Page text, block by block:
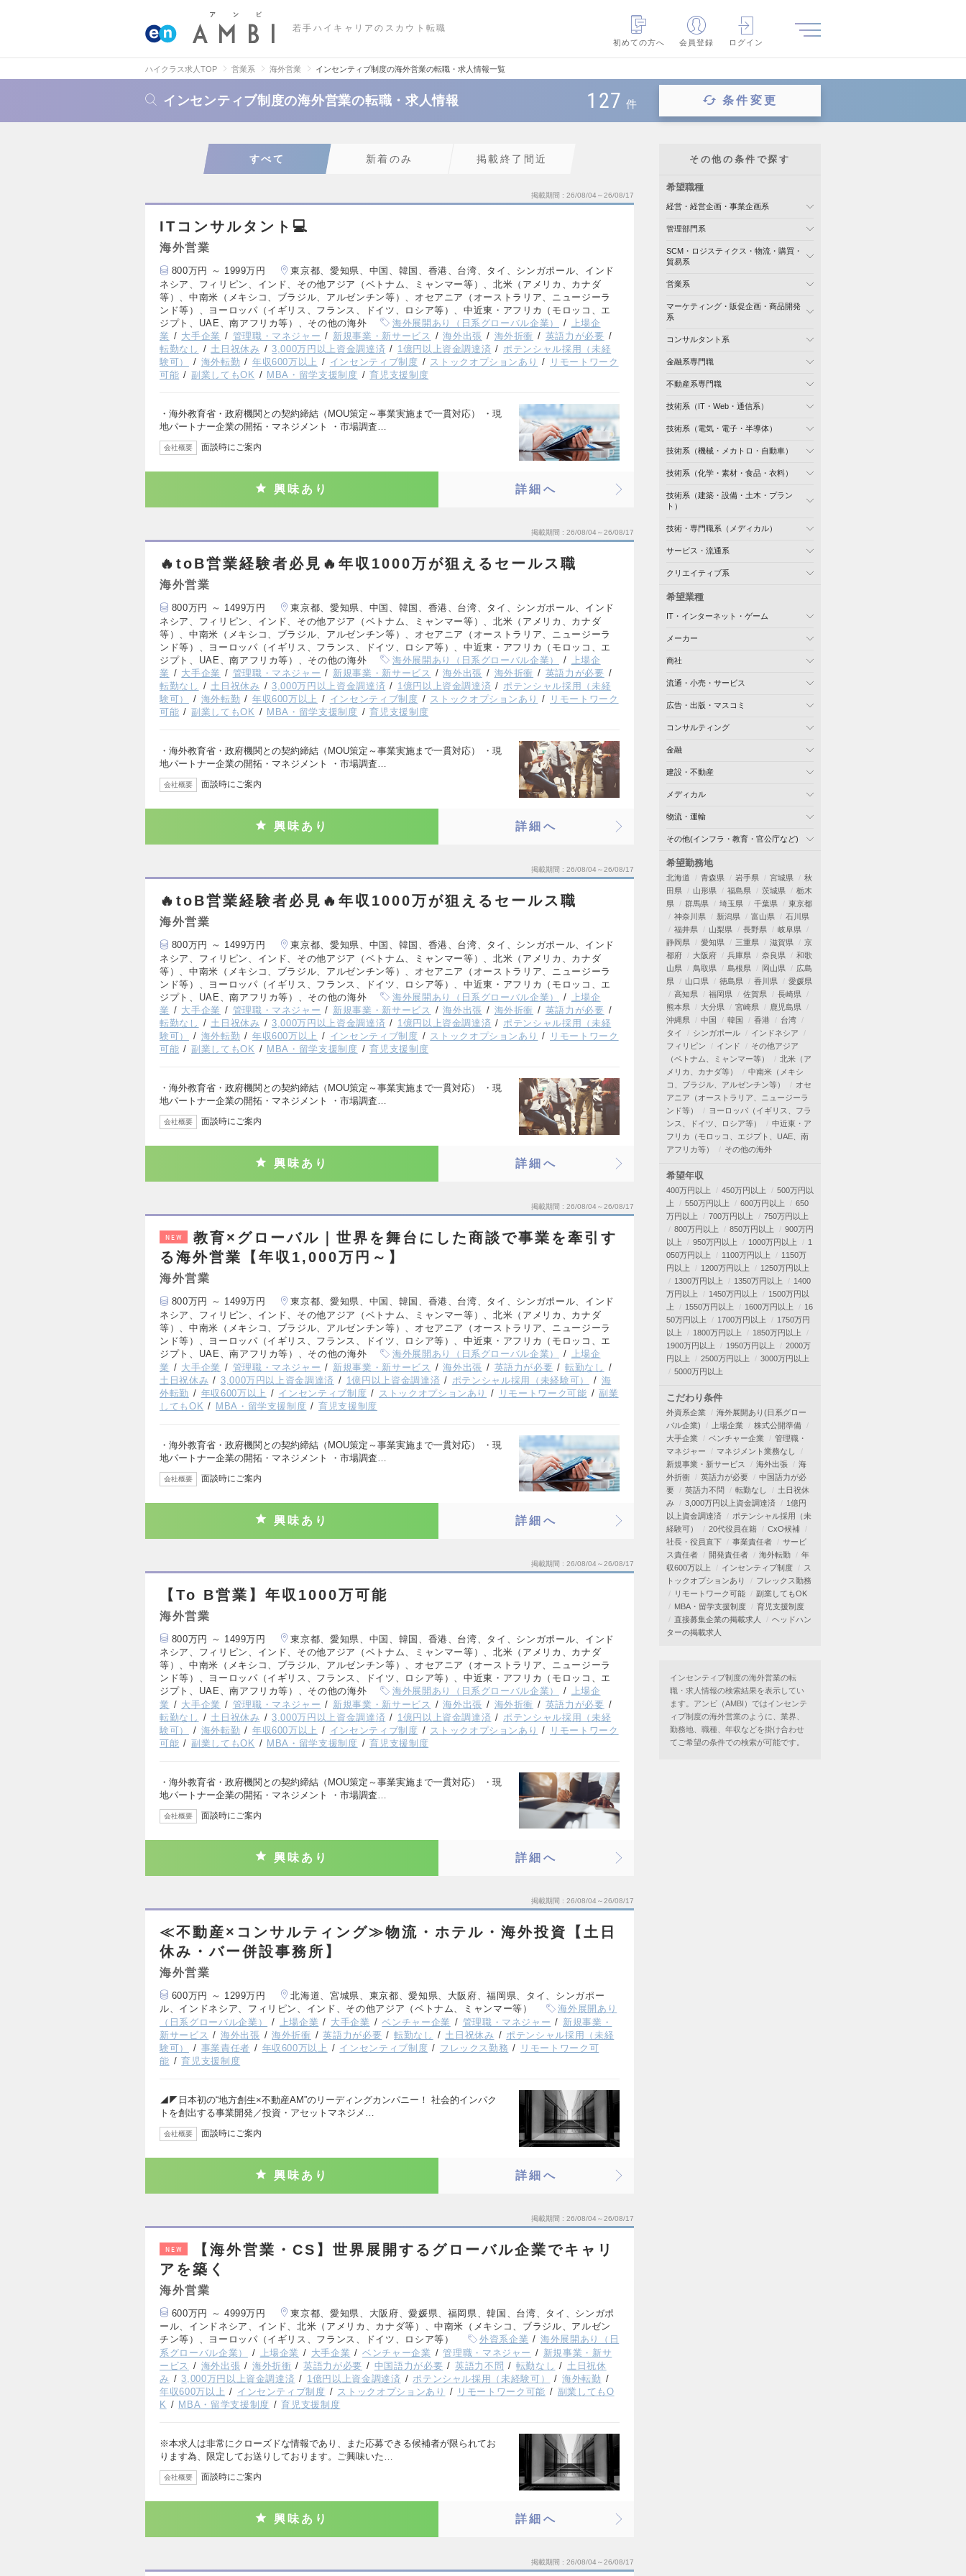
若手ハイキャリアのスカウト転職
初めての方へ
会員登録 ログイン
ハイクラス求人TOP 営業系 海外営業 インセンティブ制度の海外営業の転職・求人情報一覧
インセンティブ制度の海外営業の転職・求人情報 127 件 条件変更
すべて 新着のみ 掲載終了間近
掲載期間 26/08/04～26/08/17
ITコンサルタント💻
海外営業
800万円 ～ 1999万円
東京都、愛知県、中国、韓国、香港、台湾、タイ、シンガポール、インド
ネシア、フィリピン、インド、その他アジア（ベトナム、ミャンマー等）、北米（アメリカ、カナダ
等）、中南米（メキシコ、ブラジル、アルゼンチン等）、オセアニア（オーストラリア、ニュージーラ
ンド等）、ヨーロッパ（イギリス、フランス、ドイツ、ロシア等）、中近東・アフリカ（モロッコ、エ
ジプト、UAE、南アフリカ等）、その他の海外
海外展開あり（日系グローバル企業）
上場企
業
大手企業 管理職・マネジャー 新規事業・新サービス 海外出張 海外折衝
英語力が必要
転勤なし
土日祝休み 3,000万円以上資金調達済 1億円以上資金調達済
ポテンシャル採用（未経
験可）
海外転勤 年収600万以上 インセンティブ制度 ストックオプションあり
リモートワーク
可能
副業してもOK MBA・留学支援制度 育児支援制度
・海外教育省・政府機関との契約締結（MOU策定～事業実施まで一貫対応） ・現
地パートナー企業の開拓・マネジメント ・市場調査…
会社概要 面談時にご案内
興味あり 詳細へ
掲載期間 26/08/04～26/08/17
🔥toB営業経験者必見🔥年収1000万が狙えるセールス職
海外営業
800万円 ～ 1499万円
東京都、愛知県、中国、韓国、香港、台湾、タイ、シンガポール、インド
ネシア、フィリピン、インド、その他アジア（ベトナム、ミャンマー等）、北米（アメリカ、カナダ
等）、中南米（メキシコ、ブラジル、アルゼンチン等）、オセアニア（オーストラリア、ニュージーラ
ンド等）、ヨーロッパ（イギリス、フランス、ドイツ、ロシア等）、中近東・アフリカ（モロッコ、エ
ジプト、UAE、南アフリカ等）、その他の海外
海外展開あり（日系グローバル企業）
上場企
業
大手企業 管理職・マネジャー 新規事業・新サービス 海外出張 海外折衝
英語力が必要
転勤なし
土日祝休み 3,000万円以上資金調達済 1億円以上資金調達済
ポテンシャル採用（未経
験可）
海外転勤 年収600万以上 インセンティブ制度 ストックオプションあり
リモートワーク
可能
副業してもOK MBA・留学支援制度 育児支援制度
・海外教育省・政府機関との契約締結（MOU策定～事業実施まで一貫対応） ・現
地パートナー企業の開拓・マネジメント ・市場調査…
会社概要 面談時にご案内
興味あり 詳細へ
掲載期間 26/08/04～26/08/17
🔥toB営業経験者必見🔥年収1000万が狙えるセールス職
海外営業
800万円 ～ 1499万円
東京都、愛知県、中国、韓国、香港、台湾、タイ、シンガポール、インド
ネシア、フィリピン、インド、その他アジア（ベトナム、ミャンマー等）、北米（アメリカ、カナダ
等）、中南米（メキシコ、ブラジル、アルゼンチン等）、オセアニア（オーストラリア、ニュージーラ
ンド等）、ヨーロッパ（イギリス、フランス、ドイツ、ロシア等）、中近東・アフリカ（モロッコ、エ
ジプト、UAE、南アフリカ等）、その他の海外
海外展開あり（日系グローバル企業）
上場企
業
大手企業 管理職・マネジャー 新規事業・新サービス 海外出張 海外折衝
英語力が必要
転勤なし
土日祝休み 3,000万円以上資金調達済 1億円以上資金調達済
ポテンシャル採用（未経
験可）
海外転勤 年収600万以上 インセンティブ制度 ストックオプションあり
リモートワーク
可能
副業してもOK MBA・留学支援制度 育児支援制度
・海外教育省・政府機関との契約締結（MOU策定～事業実施まで一貫対応） ・現
地パートナー企業の開拓・マネジメント ・市場調査…
会社概要 面談時にご案内
興味あり 詳細へ
掲載期間 26/08/04～26/08/17
NEW
教育×グローバル｜世界を舞台にした商談で事業を牽引す
る海外営業【年収1,000万円～】
海外営業
800万円 ～ 1499万円
東京都、愛知県、中国、韓国、香港、台湾、タイ、シンガポール、インド
ネシア、フィリピン、インド、その他アジア（ベトナム、ミャンマー等）、北米（アメリカ、カナダ
等）、中南米（メキシコ、ブラジル、アルゼンチン等）、オセアニア（オーストラリア、ニュージーラ
ンド等）、ヨーロッパ（イギリス、フランス、ドイツ、ロシア等）、中近東・アフリカ（モロッコ、エ
ジプト、UAE、南アフリカ等）、その他の海外
海外展開あり（日系グローバル企業）
上場企
業
大手企業 管理職・マネジャー 新規事業・新サービス 海外出張 英語力が必要
転勤なし
土日祝休み
3,000万円以上資金調達済 1億円以上資金調達済 ポテンシャル採用（未経験可）
海
外転勤
年収600万以上 インセンティブ制度 ストックオプションあり リモートワーク可能
副業
してもOK
MBA・留学支援制度 育児支援制度
・海外教育省・政府機関との契約締結（MOU策定～事業実施まで一貫対応） ・現
地パートナー企業の開拓・マネジメント ・市場調査…
会社概要 面談時にご案内
興味あり 詳細へ
掲載期間 26/08/04～26/08/17
【To B営業】年収1000万可能
海外営業
800万円 ～ 1499万円
東京都、愛知県、中国、韓国、香港、台湾、タイ、シンガポール、インド
ネシア、フィリピン、インド、その他アジア（ベトナム、ミャンマー等）、北米（アメリカ、カナダ
等）、中南米（メキシコ、ブラジル、アルゼンチン等）、オセアニア（オーストラリア、ニュージーラ
ンド等）、ヨーロッパ（イギリス、フランス、ドイツ、ロシア等）、中近東・アフリカ（モロッコ、エ
ジプト、UAE、南アフリカ等）、その他の海外
海外展開あり（日系グローバル企業）
上場企
業
大手企業 管理職・マネジャー 新規事業・新サービス 海外出張 海外折衝
英語力が必要
転勤なし
土日祝休み 3,000万円以上資金調達済 1億円以上資金調達済
ポテンシャル採用（未経
験可）
海外転勤 年収600万以上 インセンティブ制度 ストックオプションあり
リモートワーク
可能
副業してもOK MBA・留学支援制度 育児支援制度
・海外教育省・政府機関との契約締結（MOU策定～事業実施まで一貫対応） ・現
地パートナー企業の開拓・マネジメント ・市場調査…
会社概要 面談時にご案内
興味あり 詳細へ
掲載期間 26/08/04～26/08/17
≪不動産×コンサルティング≫物流・ホテル・海外投資【土日
休み・バー併設事務所】
海外営業
600万円 ～ 1299万円
北海道、宮城県、東京都、愛知県、大阪府、福岡県、タイ、シンガポー
ル、インドネシア、フィリピン、インド、その他アジア（ベトナム、ミャンマー等）
海外展開あり
（日系グローバル企業）
上場企業 大手企業 ベンチャー企業 管理職・マネジャー
新規事業・
新サービス
海外出張 海外折衝 英語力が必要 転勤なし 土日祝休み
ポテンシャル採用（未経
験可）
事業責任者 年収600万以上 インセンティブ制度 フレックス勤務
リモートワーク可
能
育児支援制度
◢◤日本初の“地方創生×不動産AM”のリーディングカンパニー！ 社会的インパク
トを創出する事業開発／投資・アセットマネジメ…
会社概要 面談時にご案内
興味あり 詳細へ
掲載期間 26/08/04～26/08/17
NEW
【海外営業・CS】世界展開するグローバル企業でキャリ
アを築く
海外営業
600万円 ～ 4999万円
東京都、愛知県、大阪府、愛媛県、福岡県、韓国、台湾、タイ、シンガポ
ール、インドネシア、インド、北米（アメリカ、カナダ等）、中南米（メキシコ、ブラジル、アルゼン
チン等）、ヨーロッパ（イギリス、フランス、ドイツ、ロシア等）
外資系企業
海外展開あり（日
系グローバル企業）
上場企業 大手企業 ベンチャー企業 管理職・マネジャー
新規事業・新サ
ービス
海外出張 海外折衝 英語力が必要 中国語力が必要 英語力不問 転勤なし
土日祝休
み
3,000万円以上資金調達済 1億円以上資金調達済 ポテンシャル採用（未経験可）
海外転勤
年収600万以上
インセンティブ制度 ストックオプションあり リモートワーク可能
副業してもO
K
MBA・留学支援制度 育児支援制度
※本求人は非常にクローズドな情報であり、また応募できる候補者が限られてお
ります為、限定してお送りしております。ご興味いた…
会社概要 面談時にご案内
興味あり 詳細へ
掲載期間 26/08/04～26/08/17
その他の条件で探す
希望職種
経営・経営企画・事業企画系
管理部門系
SCM・ロジスティクス・物流・購買・
貿易系
営業系
マーケティング・販促企画・商品開発
系
コンサルタント系
金融系専門職
不動産系専門職
技術系（IT・Web・通信系）
技術系（電気・電子・半導体）
技術系（機械・メカトロ・自動車）
技術系（化学・素材・食品・衣料）
技術系（建築・設備・土木・プラン
ト）
技術・専門職系（メディカル）
サービス・流通系
クリエイティブ系
希望業種
IT・インターネット・ゲーム
メーカー
商社
流通・小売・サービス
広告・出版・マスコミ
コンサルティング
金融
建設・不動産
メディカル
物流・運輸
その他(インフラ・教育・官公庁など)
希望勤務地
北海道 青森県 岩手県 宮城県
秋
田県
山形県 福島県 茨城県
栃木
県
群馬県 埼玉県 千葉県
東京都
神奈川県
新潟県 富山県
石川県
福井県
山梨県 長野県
岐阜県
静岡県
愛知県 三重県 滋賀県
京
都府
大阪府 兵庫県 奈良県
和歌
山県
鳥取県 島根県 岡山県
広島
県
山口県 徳島県 香川県
愛媛県
高知県
福岡県 佐賀県
長崎県
熊本県
大分県 宮崎県
鹿児島県
沖縄県
中国 韓国 香港
台湾
タイ
シンガポール
インドネシア
フィリピン
インド
その他アジア
（ベトナム、ミャンマー等）
北米（ア
メリカ、カナダ等）
中南米（メキシ
コ、ブラジル、アルゼンチン等）
オセ
アニア（オーストラリア、ニュージーラ
ンド等）
ヨーロッパ（イギリス、フラ
ンス、ドイツ、ロシア等）
中近東・ア
フリカ（モロッコ、エジプト、UAE、南
アフリカ等）
その他の海外
希望年収
400万円以上 450万円以上
500万円以
上
550万円以上 600万円以上
650
万円以上
700万円以上
750万円以上
800万円以上
850万円以上
900万円
以上
950万円以上 1000万円以上
1
050万円以上
1100万円以上
1150万
円以上
1200万円以上
1250万円以上
1300万円以上
1350万円以上
1400
万円以上
1450万円以上
1500万円以
上
1550万円以上 1600万円以上
16
50万円以上
1700万円以上
1750万円
以上
1800万円以上
1850万円以上
1900万円以上
1950万円以上
2000万
円以上
2500万円以上
3000万円以上
5000万円以上
こだわり条件
外資系企業
海外展開あり(日系グロー
バル企業)
上場企業
株式公開準備
大手企業
ベンチャー企業
管理職・
マネジャー
マネジメント業務なし
新規事業・新サービス
海外出張
海
外折衝
英語力が必要
中国語力が必
要
英語力不問 転勤なし
土日祝休
み
3,000万円以上資金調達済
1億円
以上資金調達済
ポテンシャル採用（未
経験可）
20代役員在籍
CxO候補
社長・役員直下
事業責任者
サービ
ス責任者
開発責任者 海外転勤
年
収600万以上
インセンティブ制度
ス
トックオプションあり
フレックス勤務
リモートワーク可能
副業してもOK
MBA・留学支援制度
育児支援制度
直接募集企業の掲載求人
ヘッドハン
ターの掲載求人
インセンティブ制度の海外営業の転
職・求人情報の検索結果を表示してい
ます。アンビ（AMBI）ではインセンテ
ィブ制度の海外営業のように、業界、
勤務地、職種、年収などを掛け合わせ
てご希望の条件での検索が可能です。